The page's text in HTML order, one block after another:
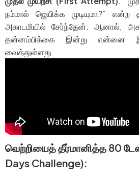
நம்மால் ஜெயிக்க முடியுமா?”
அகாடமியில் சேர்ந்தேன். ஆனால்,
தன்னம்பிக்கை இன்று என்னை
வைத்துள்ளது.
வெற்றியைத் தீர்மானித்த 80
Days Challenge):